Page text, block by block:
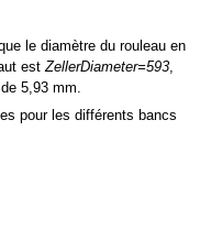
le diamètre du rouleau en
estZellerDiameter=593,
5,93 mm.
pour les différents bancs